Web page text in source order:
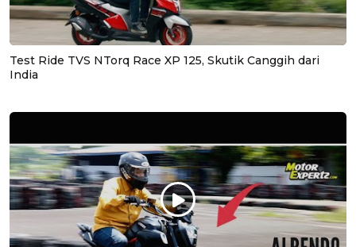
Test Ride TVS NTorq Race XP 125, Skutik Canggih dari
India